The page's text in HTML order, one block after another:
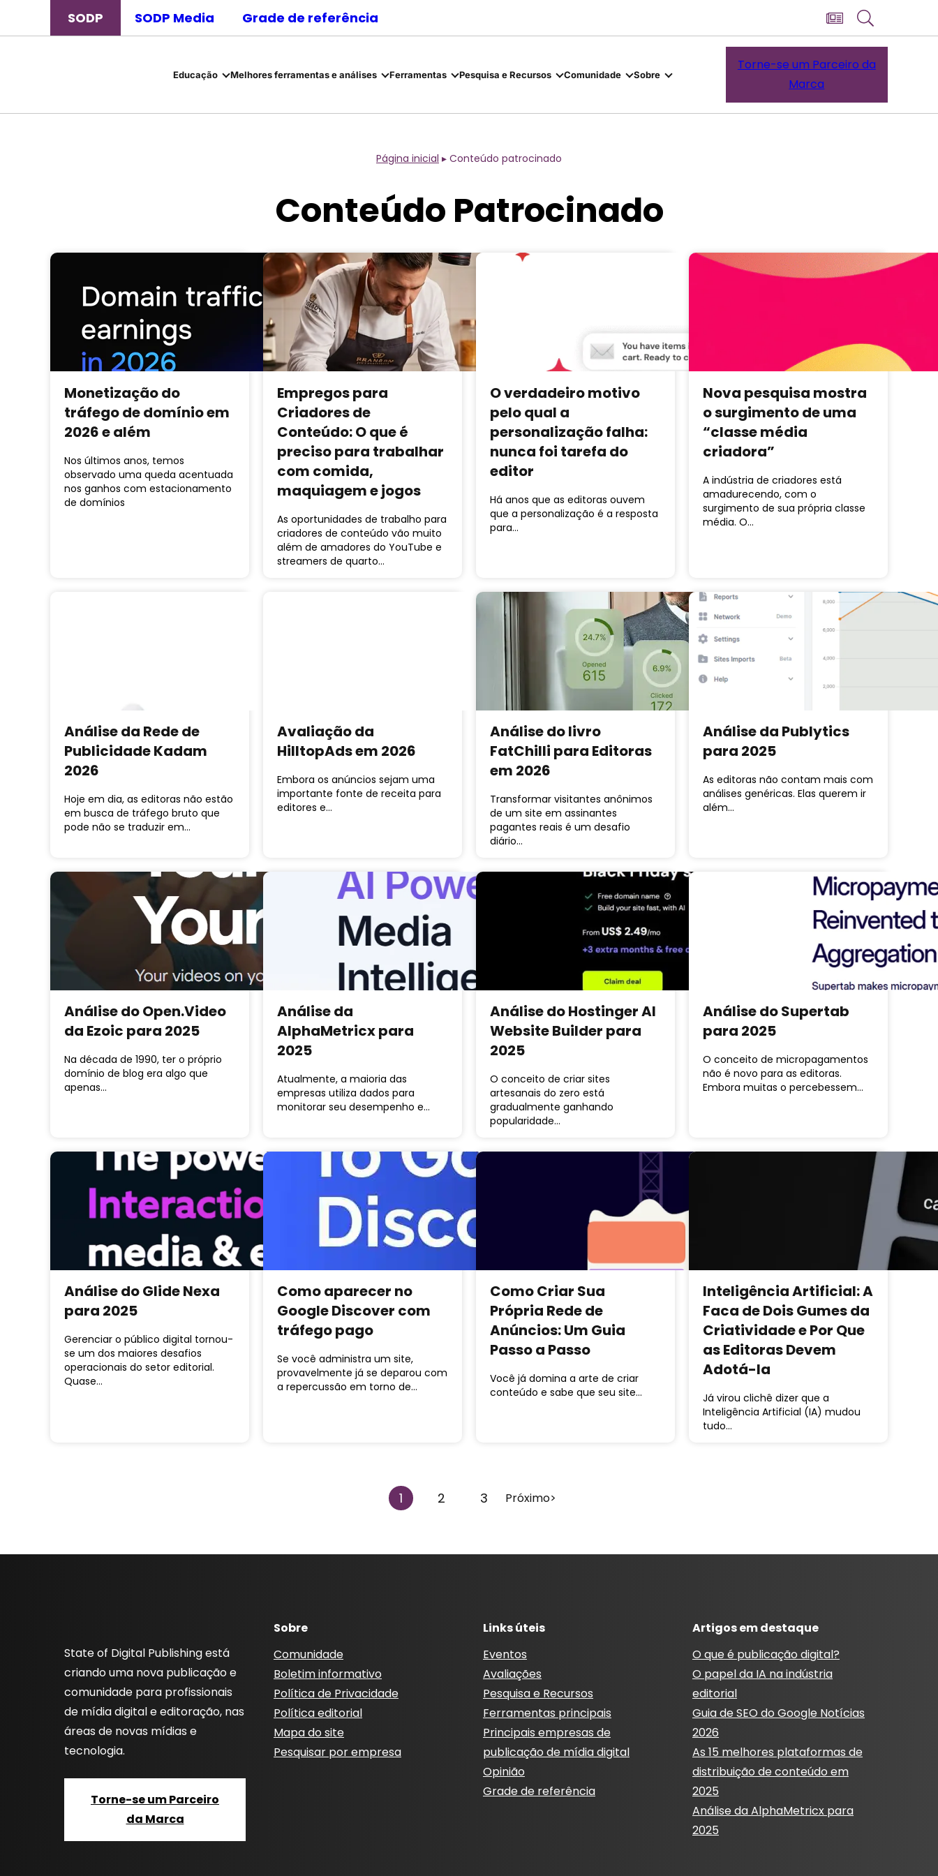
SODP SODP Media Grade de referência
Educação Melhores ferramentas e análises Ferramentas Pesquisa e Recursos Comunidade Sobre
Torne-se um Parceiro da
Marca
Página inicial ▸ Conteúdo patrocinado
Conteúdo Patrocinado
Monetização do
tráfego de domínio em
2026 e além
Nos últimos anos, temos
observado uma queda acentuada
nos ganhos com estacionamento
de domínios
Empregos para
Criadores de
Conteúdo: O que é
preciso para trabalhar
com comida,
maquiagem e jogos
As oportunidades de trabalho para
criadores de conteúdo vão muito
além de amadores do YouTube e
streamers de quarto…
O verdadeiro motivo
pelo qual a
personalização falha:
nunca foi tarefa do
editor
Há anos que as editoras ouvem
que a personalização é a resposta
para…
Nova pesquisa mostra
o surgimento de uma
“classe média
criadora”
A indústria de criadores está
amadurecendo, com o
surgimento de sua própria classe
média. O…
Análise da Rede de
Publicidade Kadam
2026
Hoje em dia, as editoras não estão
em busca de tráfego bruto que
pode não se traduzir em…
Avaliação da
HilltopAds em 2026
Embora os anúncios sejam uma
importante fonte de receita para
editores e…
Análise do livro
FatChilli para Editoras
em 2026
Transformar visitantes anônimos
de um site em assinantes
pagantes reais é um desafio
diário…
Análise da Publytics
para 2025
As editoras não contam mais com
análises genéricas. Elas querem ir
além…
Análise do Open.Video
da Ezoic para 2025
Na década de 1990, ter o próprio
domínio de blog era algo que
apenas…
Análise da
AlphaMetricx para
2025
Atualmente, a maioria das
empresas utiliza dados para
monitorar seu desempenho e…
Análise do Hostinger AI
Website Builder para
2025
O conceito de criar sites
artesanais do zero está
gradualmente ganhando
popularidade…
Análise do Supertab
para 2025
O conceito de micropagamentos
não é novo para as editoras.
Embora muitas o percebessem…
Análise do Glide Nexa
para 2025
Gerenciar o público digital tornou-
se um dos maiores desafios
operacionais do setor editorial.
Quase…
Como aparecer no
Google Discover com
tráfego pago
Se você administra um site,
provavelmente já se deparou com
a repercussão em torno de…
Como Criar Sua
Própria Rede de
Anúncios: Um Guia
Passo a Passo
Você já domina a arte de criar
conteúdo e sabe que seu site…
Inteligência Artificial: A
Faca de Dois Gumes da
Criatividade e Por Que
as Editoras Devem
Adotá-la
Já virou clichê dizer que a
Inteligência Artificial (IA) mudou
tudo…
1 2 3 Próximo>
State of Digital Publishing está
criando uma nova publicação e
comunidade para profissionais
de mídia digital e editoração, nas
áreas de novas mídias e
tecnologia.
Torne-se um Parceiro
da Marca
Sobre
Comunidade
Boletim informativo
Política de Privacidade
Política editorial
Mapa do site
Pesquisar por empresa
Links úteis
Eventos
Avaliações
Pesquisa e Recursos
Ferramentas principais
Principais empresas de
publicação de mídia digital
Opinião
Grade de referência
Artigos em destaque
O que é publicação digital?
O papel da IA ​​na indústria
editorial
Guia de SEO do Google Notícias
2026
As 15 melhores plataformas de
distribuição de conteúdo em
2025
Análise da AlphaMetricx para
2025